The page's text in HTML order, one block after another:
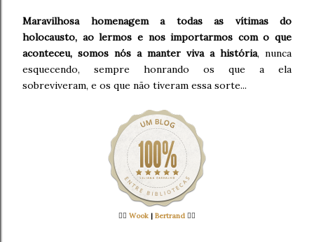
Maravilhosa homenagem a todas as vítimas do
holocausto, ao lermos e nos importarmos com o que
aconteceu, somos nós a manter viva a história, nunca
esquecendo, sempre honrando os que a ela
sobreviveram, e os que não tiveram essa sorte...
👉🏻 Wook | Bertrand 👈🏻